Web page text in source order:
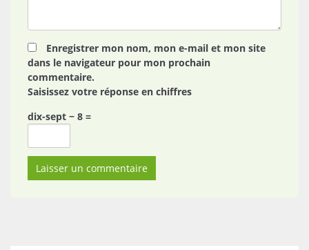
Enregistrer mon nom, mon e-mail et mon site
dans le navigateur pour mon prochain
commentaire.
Saisissez votre réponse en chiffres
dix-sept − 8 =